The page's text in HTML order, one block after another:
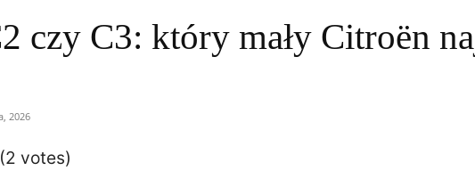
czy C3: który mały Citroën
2026
votes)